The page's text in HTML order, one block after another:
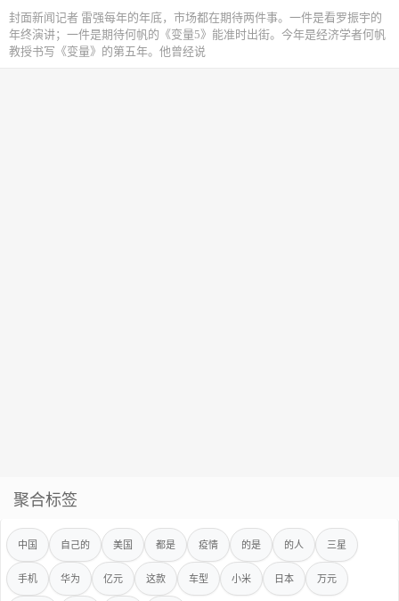
封面新闻记者 雷强每年的年底，市场都在期待两件事。一件是看罗振宇的
年终演讲；一件是期待何帆的《变量5》能准时出街。今年是经济学者何帆
教授书写《变量》的第五年。他曾经说
聚合标签
中国 自己的 美国 都是 疫情 的是 的人 三星
手机 华为 亿元 这款 车型 小米 日本 万元